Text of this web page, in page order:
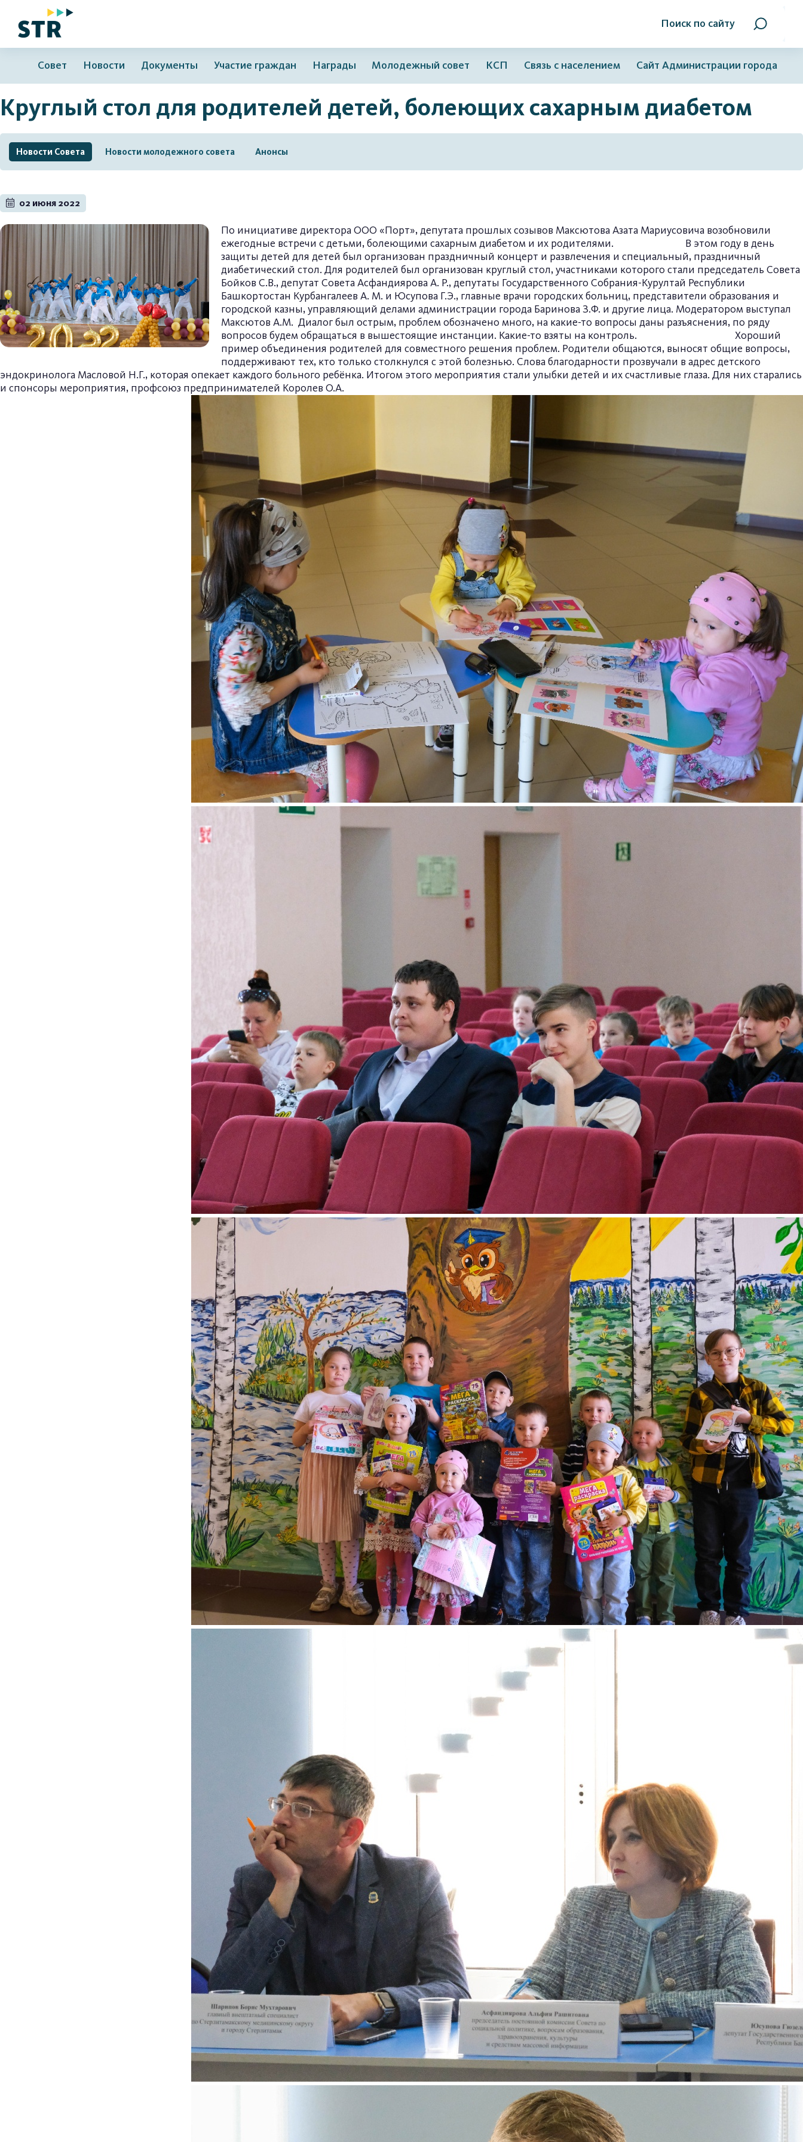
Поиск по сайту
Совет Новости Документы Участие граждан Награды Молодежный совет КСП Связь с населением Сайт Администрации города
Круглый стол для родителей детей, болеющих сахарным диабетом
Новости Совета Новости молодежного совета Анонсы
02 июня 2022
По инициативе директора ООО «Порт», депутата прошлых созывов Максютова Азата Мариусовича возобновили
ежегодные встречи с детьми, болеющими сахарным диабетом и их родителями. В этом году в день
защиты детей для детей был организован праздничный концерт и развлечения и специальный, праздничный
диабетический стол. Для родителей был организован круглый стол, участниками которого стали председатель Совета
Бойков С.В., депутат Совета Асфандиярова А. Р., депутаты Государственного Собрания-Курултай Республики
Башкортостан Курбангалеев А. М. и Юсупова Г.Э., главные врачи городских больниц, представители образования и
городской казны, управляющий делами администрации города Баринова З.Ф. и другие лица. Модератором выступал
Максютов А.М. Диалог был острым, проблем обозначено много, на какие-то вопросы даны разъяснения, по ряду
вопросов будем обращаться в вышестоящие инстанции. Какие-то взяты на контроль. Хороший
пример объединения родителей для совместного решения проблем. Родители общаются, выносят общие вопросы,
поддерживают тех, кто только столкнулся с этой болезнью. Слова благодарности прозвучали в адрес детского
эндокринолога Масловой Н.Г., которая опекает каждого больного ребёнка. Итогом этого мероприятия стали улыбки детей и их счастливые глаза. Для них старались
и спонсоры мероприятия, профсоюз предпринимателей Королев О.А.